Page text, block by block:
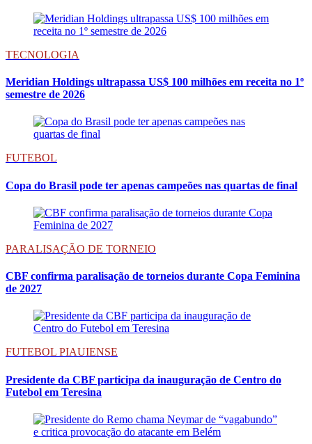
TECNOLOGIA
Meridian Holdings ultrapassa US$ 100 milhões em receita no 1º
semestre de 2026
FUTEBOL
Copa do Brasil pode ter apenas campeões nas quartas de final
PARALISAÇÃO DE TORNEIO
CBF confirma paralisação de torneios durante Copa Feminina
de 2027
FUTEBOL PIAUIENSE
Presidente da CBF participa da inauguração de Centro do
Futebol em Teresina